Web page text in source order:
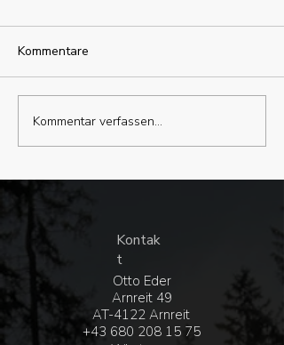
Kommentare
Kommentar verfassen...
Kontak
t
Otto Eder
Arnreit 49
AT-4122 Arnreit
+43 680 208 15 75